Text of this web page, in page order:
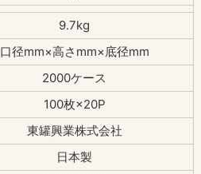
9.7kg
口径mm×高さmm×底径mm
2000ケース
100枚×20P
東罐興業株式会社
日本製